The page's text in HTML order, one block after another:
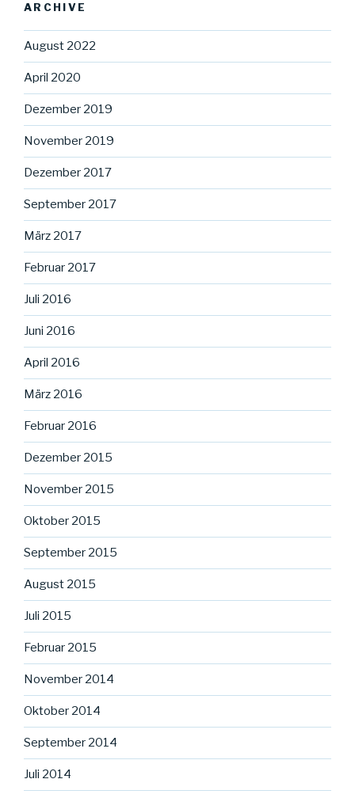
ARCHIVE
August 2022
April 2020
Dezember 2019
November 2019
Dezember 2017
September 2017
März 2017
Februar 2017
Juli 2016
Juni 2016
April 2016
März 2016
Februar 2016
Dezember 2015
November 2015
Oktober 2015
September 2015
August 2015
Juli 2015
Februar 2015
November 2014
Oktober 2014
September 2014
Juli 2014